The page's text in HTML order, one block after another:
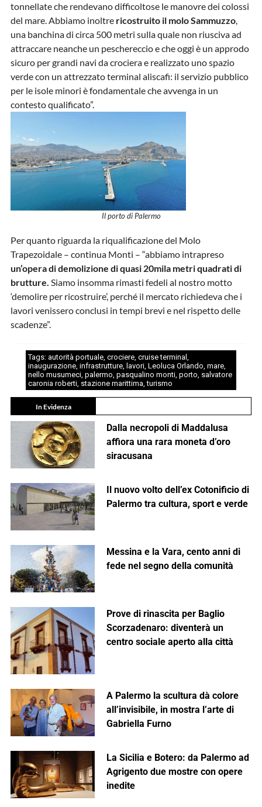
tonnellate che rendevano difficoltose le manovre dei colossi
del mare. Abbiamo inoltre ricostruito il molo Sammuzzo,
una banchina di circa 500 metri sulla quale non riusciva ad
attraccare neanche un peschereccio e che oggi è un approdo
sicuro per grandi navi da crociera e realizzato uno spazio
verde con un attrezzato terminal aliscafi: il servizio pubblico
per le isole minori è fondamentale che avvenga in un
contesto qualificato”.
Il porto di Palermo
Per quanto riguarda la riqualificazione del Molo
Trapezoidale – continua Monti – “abbiamo intrapreso
un’opera di demolizione di quasi 20mila metri quadrati di
brutture. Siamo insomma rimasti fedeli al nostro motto
‘demolire per ricostruire’, perché il mercato richiedeva che i
lavori venissero conclusi in tempi brevi e nel rispetto delle
scadenze”.
Tags: autorità portuale, crociere, cruise terminal ,
inaugurazione, infrastrutture, lavori, Leoluca Orlando, mare,
nello musumeci, palermo, pasqualino monti, porto, salvatore
caronia roberti, stazione marittima,turismo
In Evidenza
Dalla necropoli di Maddalusa
affiora una rara moneta d’oro
siracusana
Il nuovo volto dell’ex Cotonificio di
Palermo tra cultura, sport e verde
Messina e la Vara, cento anni di
fede nel segno della comunità
Prove di rinascita per Baglio
Scorzadenaro: diventerà un
centro sociale aperto alla città
A Palermo la scultura dà colore
all’invisibile, in mostra l’arte di
Gabriella Furno
La Sicilia e Botero: da Palermo ad
Agrigento due mostre con opere
inedite